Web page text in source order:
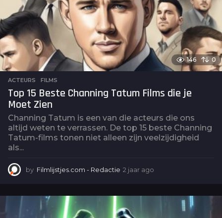
146 0
ACTEURS ,FILMS
Top 15 Beste Channing Tatum Films die je
Moet Zien
Channing Tatum is een van die acteurs die ons
altijd weten te verrassen. De top 15 beste Channing
Tatum-films tonen niet alleen zijn veelzijdigheid
als...
by Filmlijstjes.com - Redactie 2 jaar ago
a